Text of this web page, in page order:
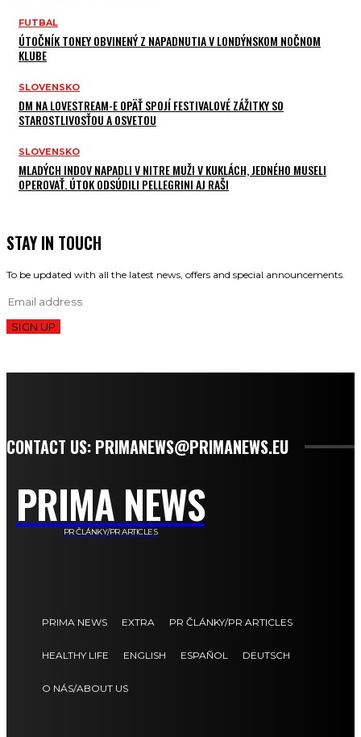
FUTBAL
ÚTOČNÍK TONEY OBVINENÝ Z NAPADNUTIA V LONDÝNSKOM NOČNOM
KLUBE
SLOVENSKO
DM NA LOVESTREAM-E OPÄŤ SPOJÍ FESTIVALOVÉ ZÁŽITKY SO
STAROSTLIVOSŤOU A OSVETOU
SLOVENSKO
MLADÝCH INDOV NAPADLI V NITRE MUŽI V KUKLÁCH, JEDNÉHO MUSELI
OPEROVAŤ. ÚTOK ODSÚDILI PELLEGRINI AJ RAŠI
STAY IN TOUCH
To be updated with all the latest news, offers and special announcements.
SIGN UP
CONTACT US: PRIMANEWS@PRIMANEWS.EU
PRIMA NEWS
PR ČLÁNKY/PR ARTICLES
PRIMA NEWS EXTRA PR ČLÁNKY/PR ARTICLES
HEALTHY LIFE ENGLISH ESPAÑOL DEUTSCH
O NÁS/ABOUT US